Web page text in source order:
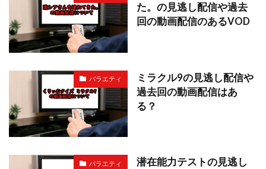
た。の見逃し配信や過去
回の動画配信のあるVOD
バラエティ
ミラクル9の見逃し配信や
過去回の動画配信はあ
る？
バラエティ
潜在能力テストの見逃し